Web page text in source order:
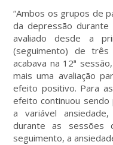
“Ambos os grupos de
da depressão
avaliado desde a
(seguimento) de
acabava na 12ª
mais uma avaliação
efeito positivo. Para
efeito continuou
a variável
durante as sessões
seguimento, a